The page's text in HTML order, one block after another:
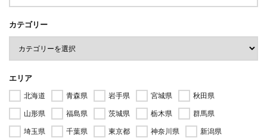
カテゴリー
エリア
北海道 青森県 岩手県 宮城県
秋田県
山形県
福島県 茨城県 栃木県
群馬県
埼玉県
千葉県 東京都 神奈川県
新潟県